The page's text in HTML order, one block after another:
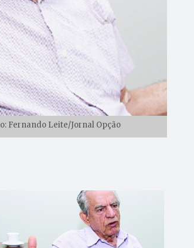
Fernando Leite/Jornal Opção